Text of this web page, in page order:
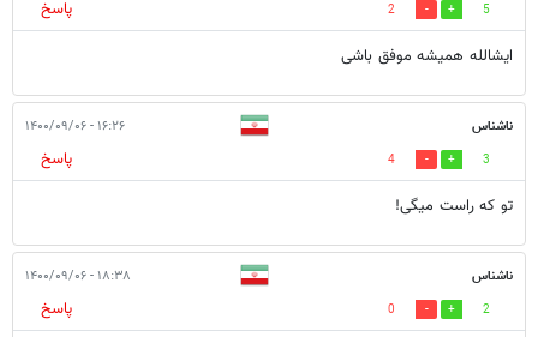
5
2
پاسخ
ایشالله همیشه موفق باشی
ناشناس ۱۶:۲۶ - ۱۴۰۰/۰۹/۰۶
3
4
پاسخ
تو که راست میگی!
ناشناس ۱۸:۳۸ - ۱۴۰۰/۰۹/۰۶
2
0
پاسخ